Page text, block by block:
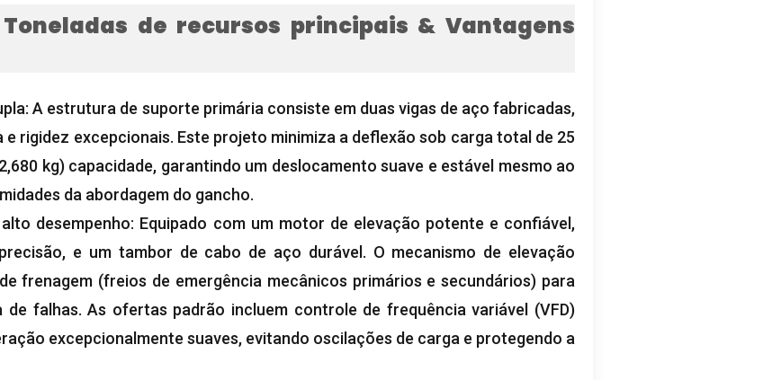
de recursos principais & Vantagens
A estrutura de suporte primária consiste em duas vigas de aço fabricadas,
rigidez excepcionais. Este projeto minimiza a deflexão sob carga total de 25
kg) capacidade, garantindo um deslocamento suave e estável mesmo ao
da abordagem do gancho.
desempenho: Equipado com um motor de elevação potente e confiável,
e um tambor de cabo de aço durável. O mecanismo de elevação
frenagem (freios de emergência mecânicos primários e secundários) para
falhas. As ofertas padrão incluem controle de frequência variável (VFD)
excepcionalmente suaves, evitando oscilações de carga e protegendo a